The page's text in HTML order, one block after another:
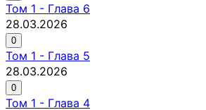
Том 1 - Глава 6
28.03.2026
0
Том 1 - Глава 5
28.03.2026
0
Том 1 - Глава 4